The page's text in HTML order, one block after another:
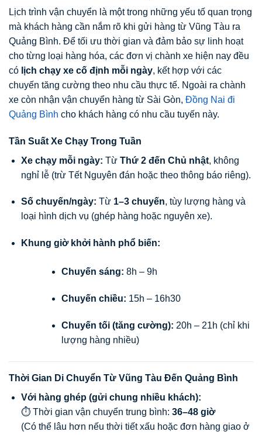
Lịch trình vận chuyển là một trong những yếu tố quan trọng
mà khách hàng cần nắm rõ khi gửi hàng từ Vũng Tàu ra
Quảng Bình. Để tối ưu thời gian và đảm bảo sự linh hoạt
cho từng loại hàng hóa, các đơn vị chành xe hiện nay đều
có lịch chạy xe cố định mỗi ngày, kết hợp với các
chuyến tăng cường theo nhu cầu thực tế. Ngoài ra chành
xe còn nhận vận chuyển hàng từ Sài Gòn, Đồng Nai đi
Quảng Bình cho khách hàng có nhu cầu tuyến này.
Tần Suất Xe Chạy Trong Tuần
Xe chạy mỗi ngày: Từ Thứ 2 đến Chủ nhật, không
nghỉ lễ (trừ Tết Nguyên đán hoặc theo thông báo riêng).
Số chuyến/ngày: Từ 1–3 chuyến, tùy lượng hàng và
loại hình dịch vụ (ghép hàng hoặc nguyên xe).
Khung giờ khởi hành phổ biến:
Chuyến sáng: 8h – 9h
Chuyến chiều: 15h – 16h30
Chuyến tối (tăng cường): 20h – 21h (chỉ khi
lượng hàng nhiều)
Thời Gian Di Chuyển Từ Vũng Tàu Đến Quảng Bình
Với hàng ghép (gửi chung nhiều khách):
⏱ Thời gian vận chuyển trung bình: 36–48 giờ
(Có thể lâu hơn nếu thời tiết xấu hoặc đơn hàng giao ở